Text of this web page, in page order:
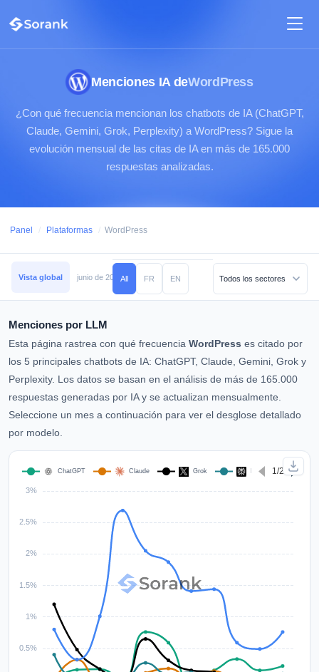
Menciones IA deWordPress
¿Con qué frecuencia mencionan los chatbots de IA (ChatGPT,
Claude, Gemini, Grok, Perplexity) a WordPress? Sigue la
evolución mensual de las citas de IA en más de 165.000
respuestas analizadas.
Panel / Plataformas / WordPress
Vista global junio de 2026 mayo de 2026 abril de 2026 marzo de 2026
All FR EN
Menciones por LLM
Esta página rastrea con qué frecuencia WordPress es citado por
los 5 principales chatbots de IA: ChatGPT, Claude, Gemini, Grok y
Perplexity. Los datos se basan en el análisis de más de 165.000
respuestas generadas por IA y se actualizan mensualmente.
Seleccione un mes a continuación para ver el desglose detallado
por modelo.